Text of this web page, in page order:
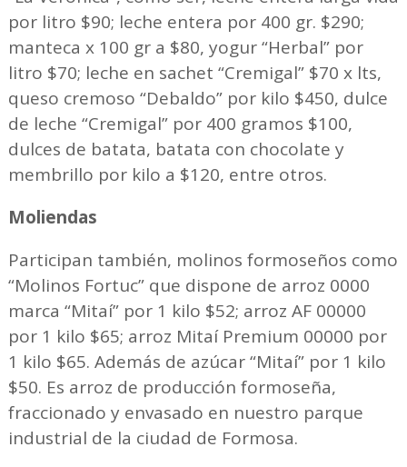
por litro $90; leche entera por 400 gr. $290;
manteca x 100 gr a $80, yogur “Herbal” por
litro $70; leche en sachet “Cremigal” $70 x lts,
queso cremoso “Debaldo” por kilo $450, dulce
de leche “Cremigal” por 400 gramos $100,
dulces de batata, batata con chocolate y
membrillo por kilo a $120, entre otros.
Moliendas
Participan también, molinos formoseños como
“Molinos Fortuc” que dispone de arroz 0000
marca “Mitaí” por 1 kilo $52; arroz AF 00000
por 1 kilo $65; arroz Mitaí Premium 00000 por
1 kilo $65. Además de azúcar “Mitaí” por 1 kilo
$50. Es arroz de producción formoseña,
fraccionado y envasado en nuestro parque
industrial de la ciudad de Formosa.